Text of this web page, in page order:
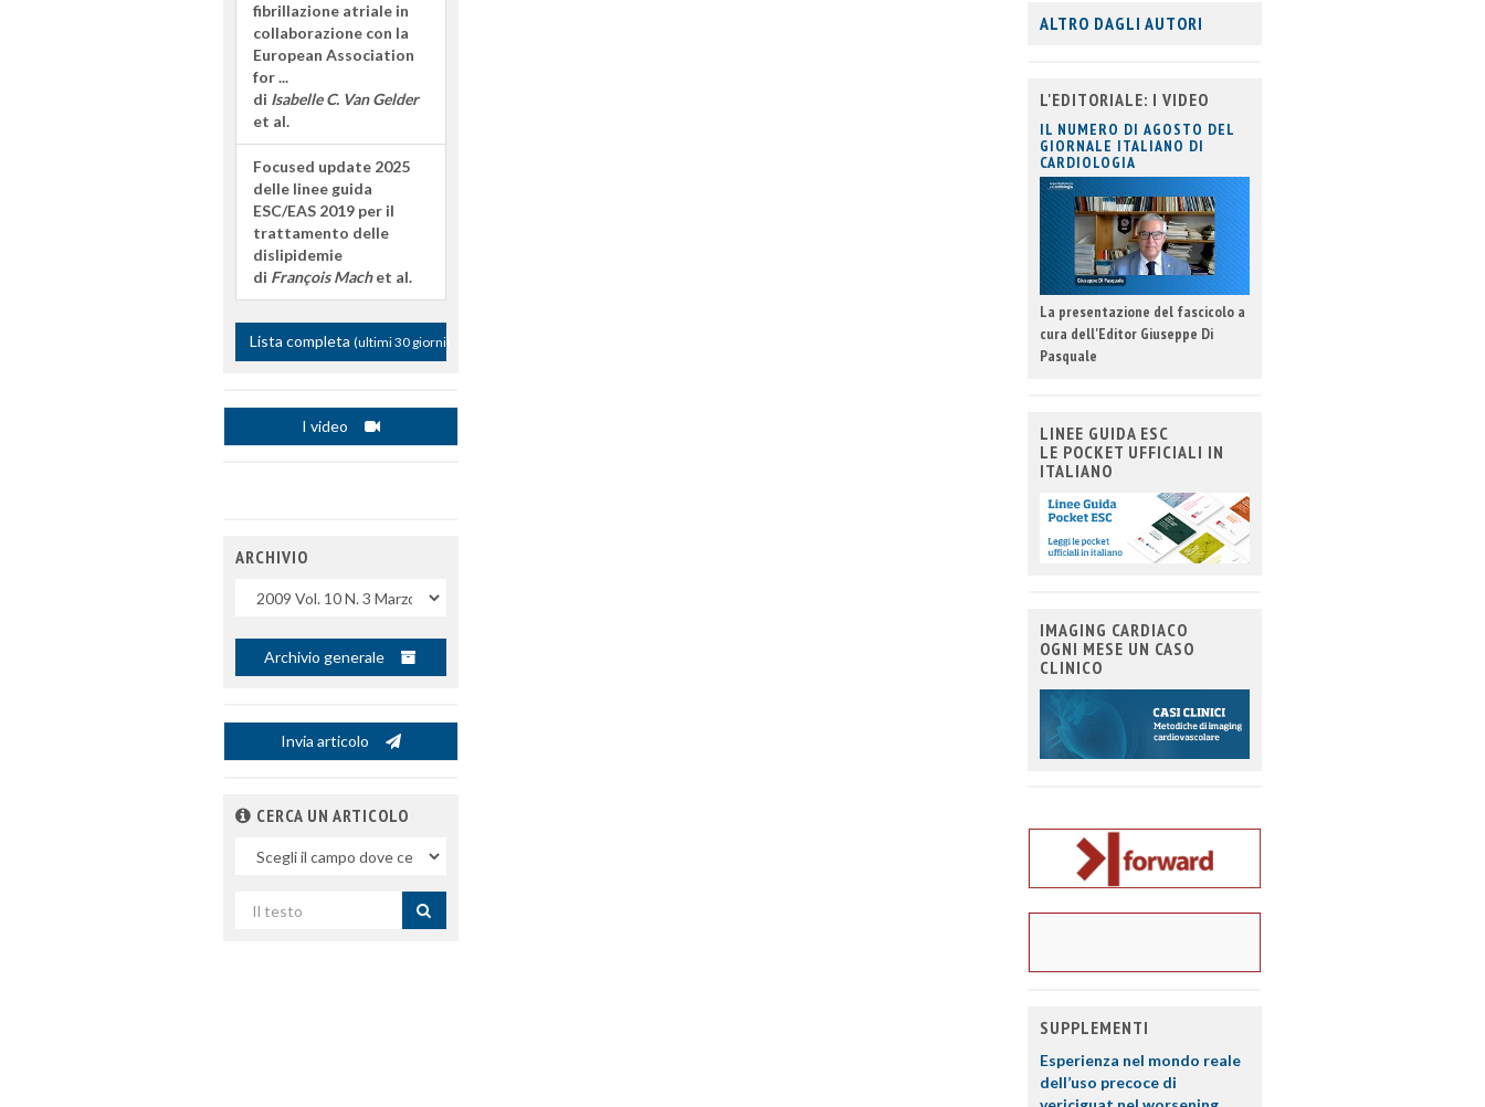
fibrillazione atriale in
collaborazione con la
European Association
for ...
di Isabelle C. Van Gelder
et al.
Focused update 2025
delle linee guida
ESC/EAS 2019 per il
trattamento delle
dislipidemie
di François Machet al.
Lista completa (ultimi 30 giorni)
I video
ARCHIVIO
Archivio generale
Invia articolo
CERCA UN ARTICOLO
campo
per
ALTRO DAGLI AUTORI
L'EDITORIALE: I VIDEO
IL NUMERO DI AGOSTO DEL
GIORNALE ITALIANO DI
CARDIOLOGIA
La presentazione del fascicolo a
cura dell'Editor Giuseppe Di
Pasquale
LINEE GUIDA ESC
LE POCKET UFFICIALI IN
ITALIANO
IMAGING CARDIACO
OGNI MESE UN CASO
CLINICO
SUPPLEMENTI
Esperienza nel mondo reale
dell’uso precoce di